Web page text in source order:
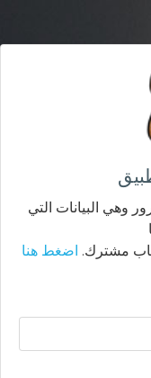
وهي البيانات التي
مشترك. اضغط هنا